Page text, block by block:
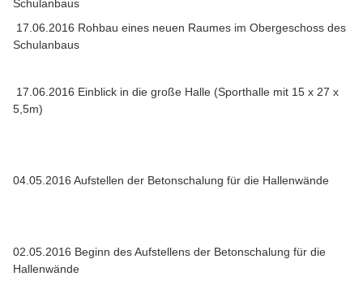
Schulanbaus
17.06.2016 Rohbau eines neuen Raumes im Obergeschoss des
Schulanbaus
17.06.2016 Einblick in die große Halle (Sporthalle mit 15 x 27 x
5,5m)
04.05.2016 Aufstellen der Betonschalung für die Hallenwände
02.05.2016 Beginn des Aufstellens der Betonschalung für die
Hallenwände